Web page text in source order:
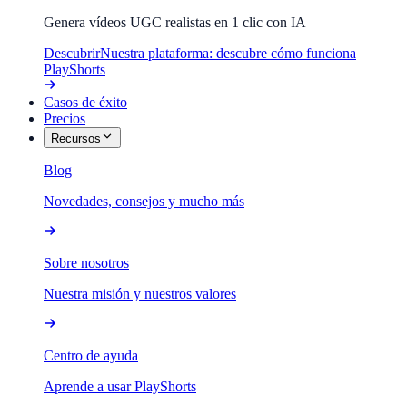
Genera vídeos UGC realistas en 1 clic con IA
DescubrirNuestra plataforma: descubre cómo funciona
PlayShorts
Casos de éxito
Precios
Recursos
Blog
Novedades, consejos y mucho más
Sobre nosotros
Nuestra misión y nuestros valores
Centro de ayuda
Aprende a usar PlayShorts